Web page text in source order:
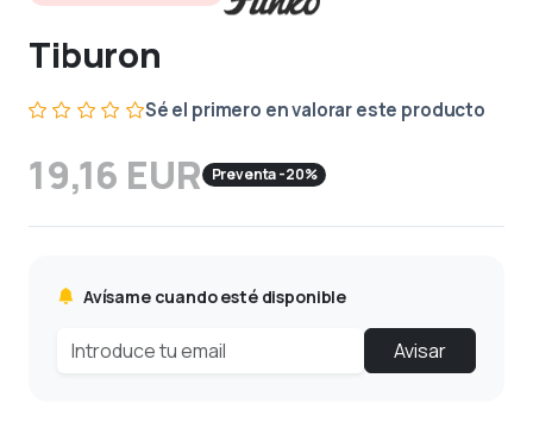
Tiburon
Sé el primero en valorar este producto
19,16 EUR Preventa -20%
Avísame cuando esté disponible
Avisar